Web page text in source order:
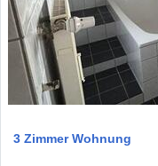
3 Zimmer Wohnung